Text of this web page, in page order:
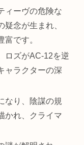
ィーヴの危険な
念が生まれ、
です。
ロズがAC-12を逆
ャラクターの深
なり、陰謀の規
かれ、クライマ